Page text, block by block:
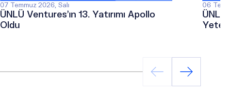
07 Temmuz 2026, Salı
ÜNLÜ Ventures’ın 13. Yatırımı Apollo
Oldu
06
ÜNLÜ